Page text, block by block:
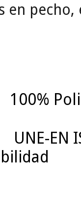
en pecho,
100%
UNE-EN